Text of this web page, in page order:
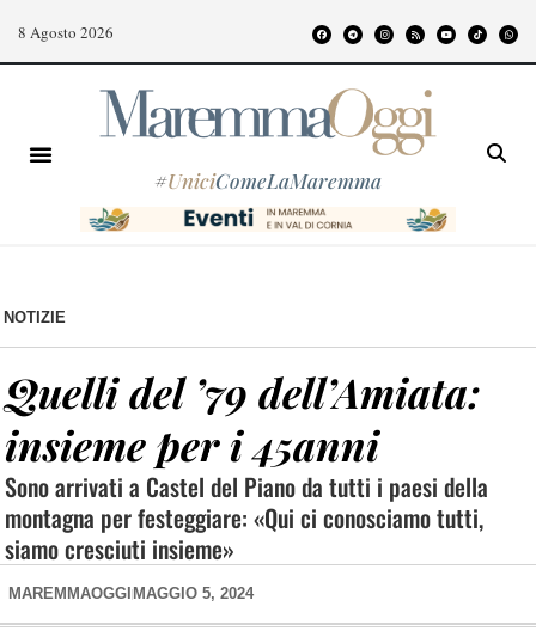
8 Agosto 2026
#UniciComeLaMaremma
NOTIZIE
Quelli del ’79 dell’Amiata:
insieme per i 45anni
Sono arrivati a Castel del Piano da tutti i paesi della
montagna per festeggiare: «Qui ci conosciamo tutti,
siamo cresciuti insieme»
MAREMMAOGGI MAGGIO 5, 2024